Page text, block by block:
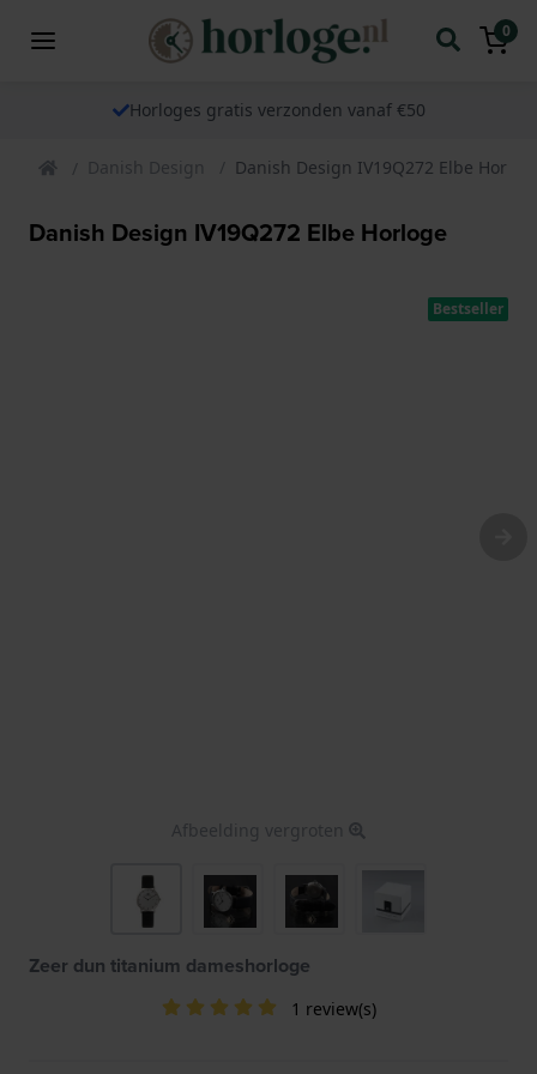
0
Horloges gratis verzonden vanaf €50
Danish Design Danish Design IV19Q272 Elbe
Danish Design IV19Q272 Elbe Horloge
Bestseller
Afbeelding vergroten
Zeer dun titanium dameshorloge
1 review(s)